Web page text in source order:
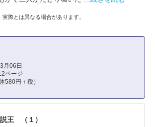
際とは異なる場合があります。
月06日
ページ
580円＋税）
王 （１）